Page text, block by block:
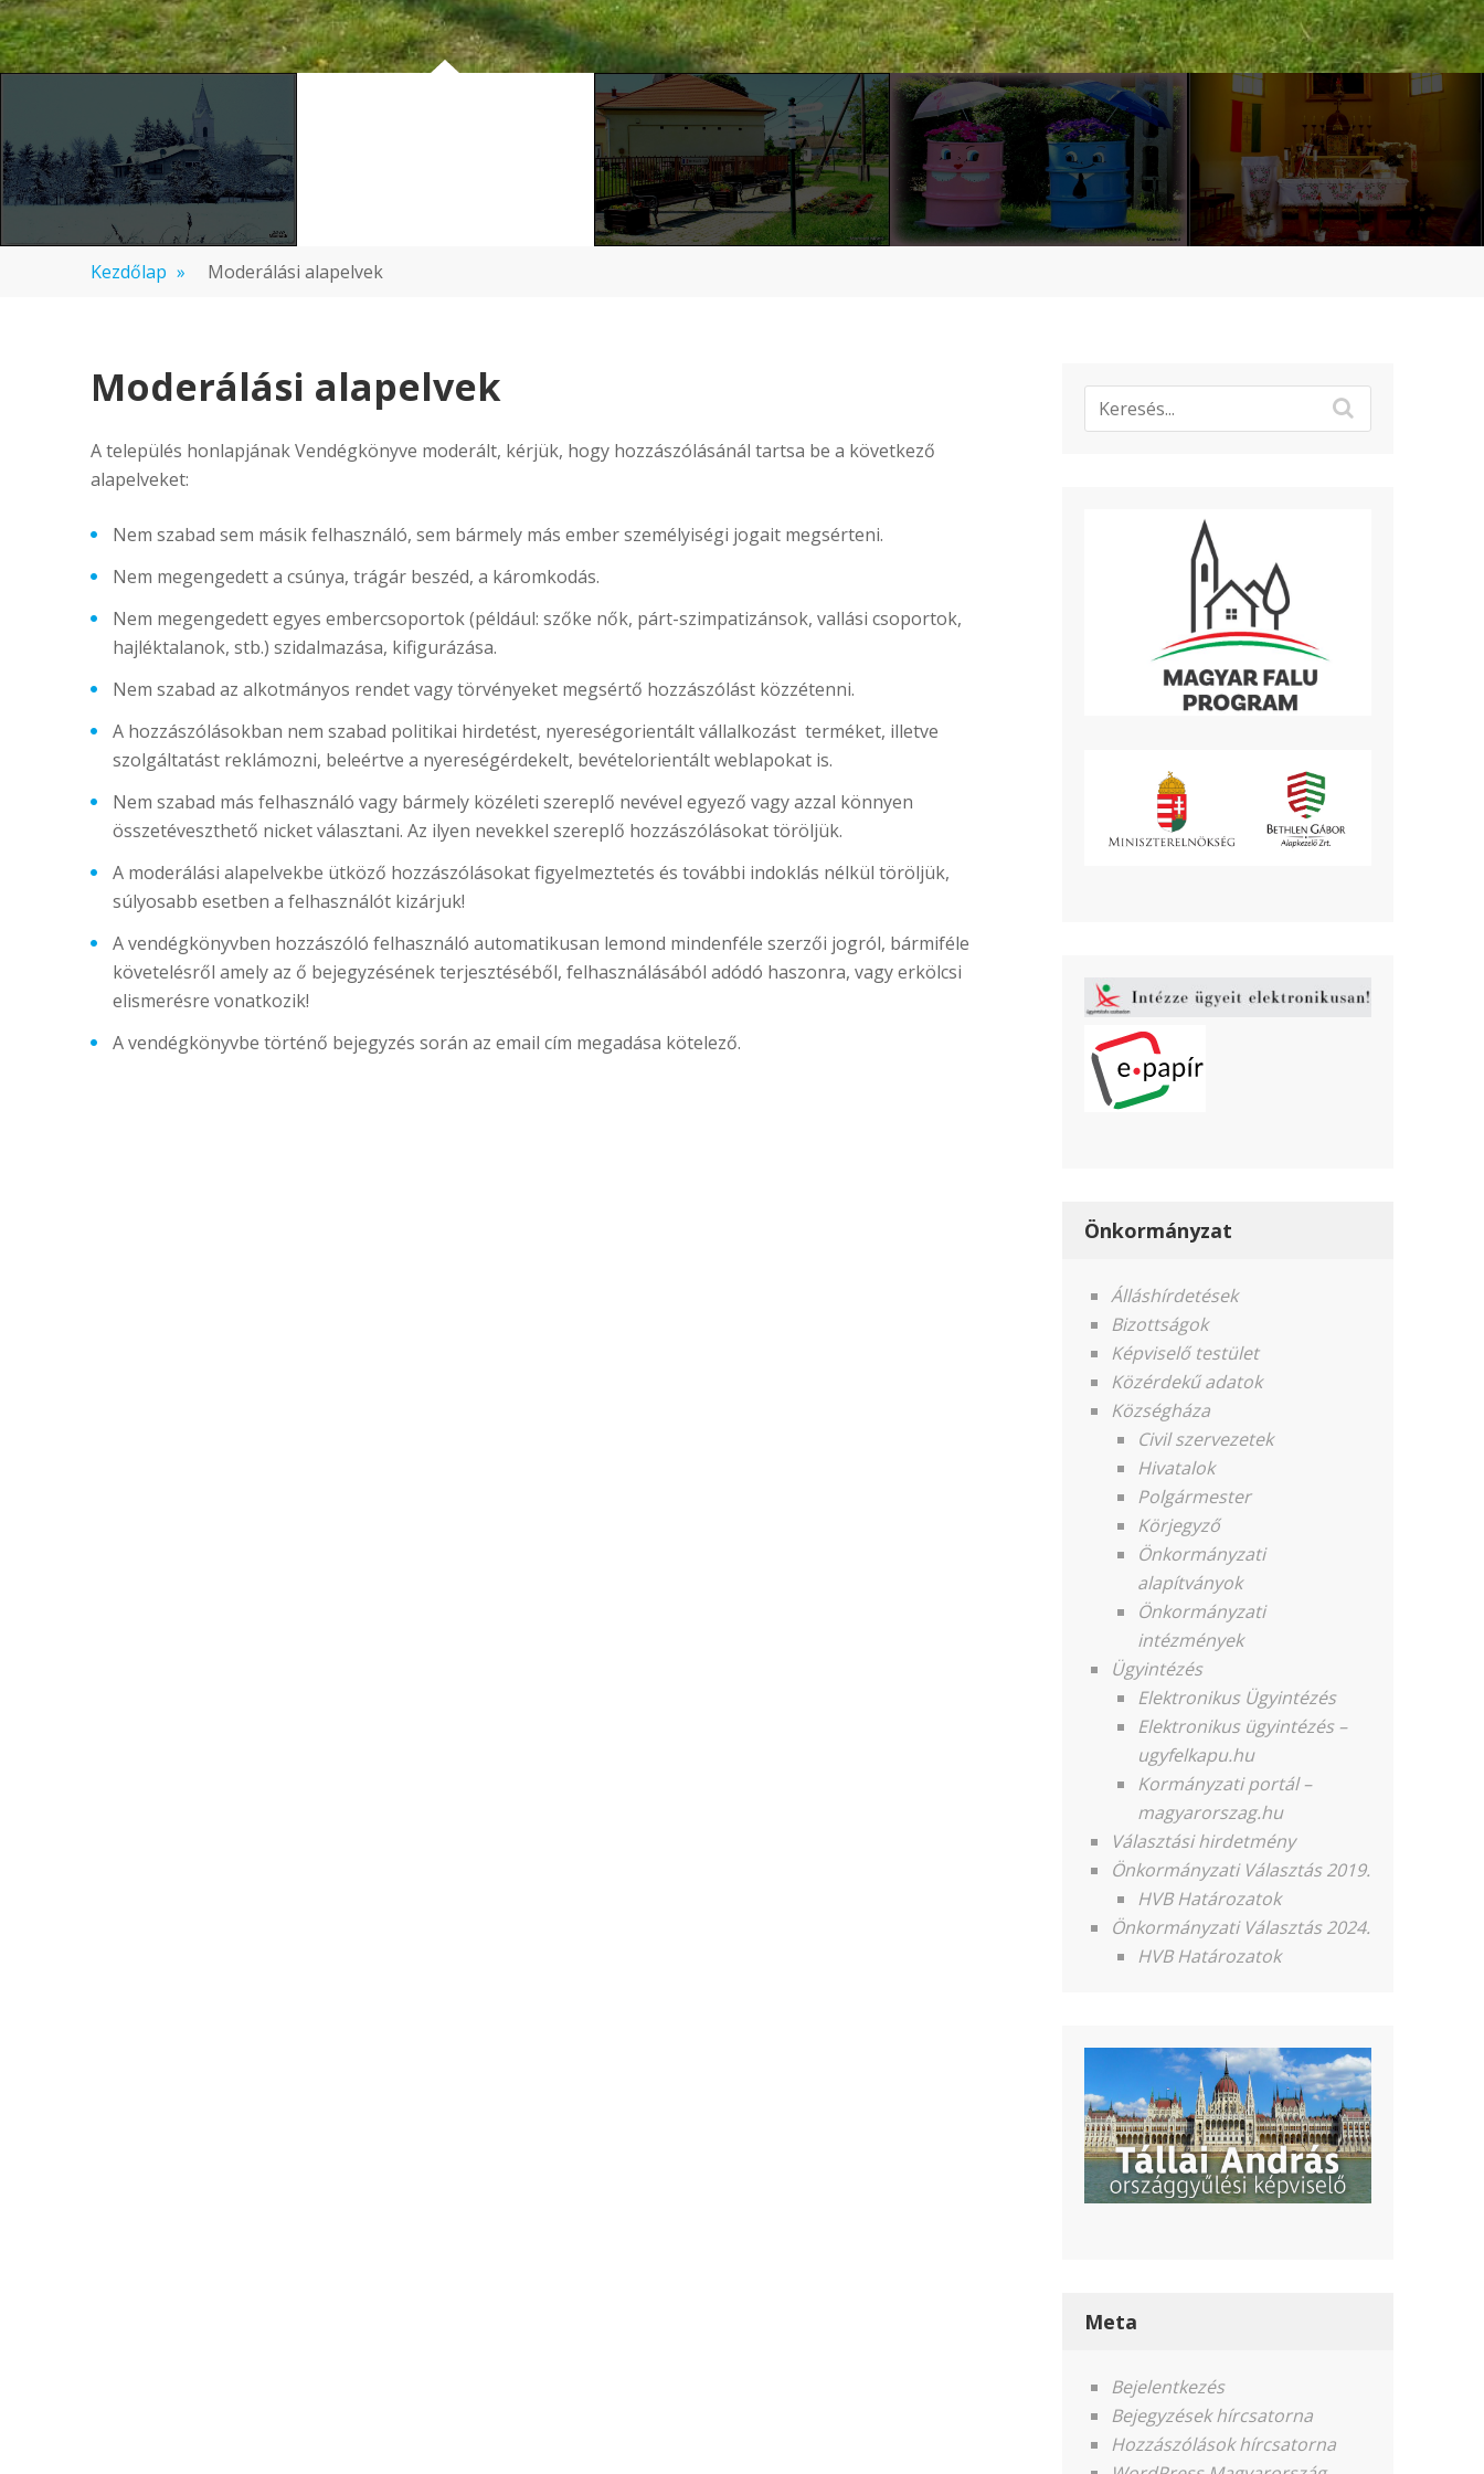
Kezdőlap » Moderálási alapelvek
Moderálási alapelvek
A település honlapjának Vendégkönyve moderált, kérjük, hogy hozzászólásánál tartsa be a következő
alapelveket:
Nem szabad sem másik felhasználó, sem bármely más ember személyiségi jogait megsérteni.
Nem megengedett a csúnya, trágár beszéd, a káromkodás.
Nem megengedett egyes embercsoportok (például: szőke nők, párt-szimpatizánsok, vallási csoportok,
hajléktalanok, stb.) szidalmazása, kifigurázása.
Nem szabad az alkotmányos rendet vagy törvényeket megsértő hozzászólást közzétenni.
A hozzászólásokban nem szabad politikai hirdetést, nyereségorientált vállalkozást terméket, illetve
szolgáltatást reklámozni, beleértve a nyereségérdekelt, bevételorientált weblapokat is.
Nem szabad más felhasználó vagy bármely közéleti szereplő nevével egyező vagy azzal könnyen
összetéveszthető nicket választani. Az ilyen nevekkel szereplő hozzászólásokat töröljük.
A moderálási alapelvekbe ütköző hozzászólásokat figyelmeztetés és további indoklás nélkül töröljük,
súlyosabb esetben a felhasználót kizárjuk!
A vendégkönyvben hozzászóló felhasználó automatikusan lemond mindenféle szerzői jogról, bármiféle
követelésről amely az ő bejegyzésének terjesztéséből, felhasználásából adódó haszonra, vagy erkölcsi
elismerésre vonatkozik!
A vendégkönyvbe történő bejegyzés során az email cím megadása kötelező.
Önkormányzat
Álláshírdetések
Bizottságok
Képviselő testület
Közérdekű adatok
Községháza
Civil szervezetek
Hivatalok
Polgármester
Körjegyző
Önkormányzati
alapítványok
Önkormányzati
intézmények
Ügyintézés
Elektronikus Ügyintézés
Elektronikus ügyintézés –
ugyfelkapu.hu
Kormányzati portál –
magyarorszag.hu
Választási hirdetmény
Önkormányzati Választás 2019.
HVB Határozatok
Önkormányzati Választás 2024.
HVB Határozatok
Meta
Bejelentkezés
Bejegyzések hírcsatorna
Hozzászólások hírcsatorna